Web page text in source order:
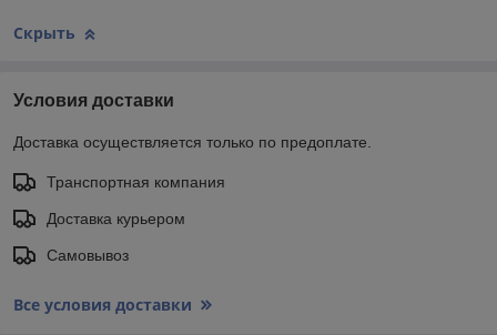
Скрыть
Условия доставки
Доставка осуществляется только по предоплате.
Транспортная компания
Доставка курьером
Самовывоз
Все условия доставки